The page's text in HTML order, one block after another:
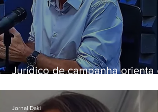
Jurídico de campanha orienta e
da Band
Jornal Daki